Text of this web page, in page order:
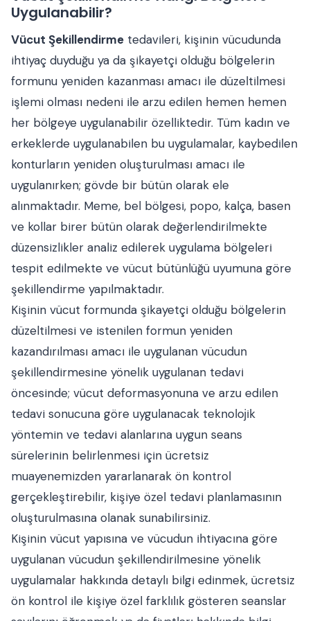
Uygulanabilir?
Vücut Şekillendirme tedavileri, kişinin vücudunda
ihtiyaç duyduğu ya da şikayetçi olduğu bölgelerin
formunu yeniden kazanması amacı ile düzeltilmesi
işlemi olması nedeni ile arzu edilen hemen hemen
her bölgeye uygulanabilir özelliktedir. Tüm kadın ve
erkeklerde uygulanabilen bu uygulamalar, kaybedilen
konturların yeniden oluşturulması amacı ile
uygulanırken; gövde bir bütün olarak ele
alınmaktadır. Meme, bel bölgesi, popo, kalça, basen
ve kollar birer bütün olarak değerlendirilmekte
düzensizlikler analiz edilerek uygulama bölgeleri
tespit edilmekte ve vücut bütünlüğü uyumuna göre
şekillendirme yapılmaktadır.
Kişinin vücut formunda şikayetçi olduğu bölgelerin
düzeltilmesi ve istenilen formun yeniden
kazandırılması amacı ile uygulanan vücudun
şekillendirmesine yönelik uygulanan tedavi
öncesinde; vücut deformasyonuna ve arzu edilen
tedavi sonucuna göre uygulanacak teknolojik
yöntemin ve tedavi alanlarına uygun seans
sürelerinin belirlenmesi için ücretsiz
muayenemizden yararlanarak ön kontrol
gerçekleştirebilir, kişiye özel tedavi planlamasının
oluşturulmasına olanak sunabilirsiniz.
Kişinin vücut yapısına ve vücudun ihtiyacına göre
uygulanan vücudun şekillendirilmesine yönelik
uygulamalar hakkında detaylı bilgi edinmek, ücretsiz
ön kontrol ile kişiye özel farklılık gösteren seanslar